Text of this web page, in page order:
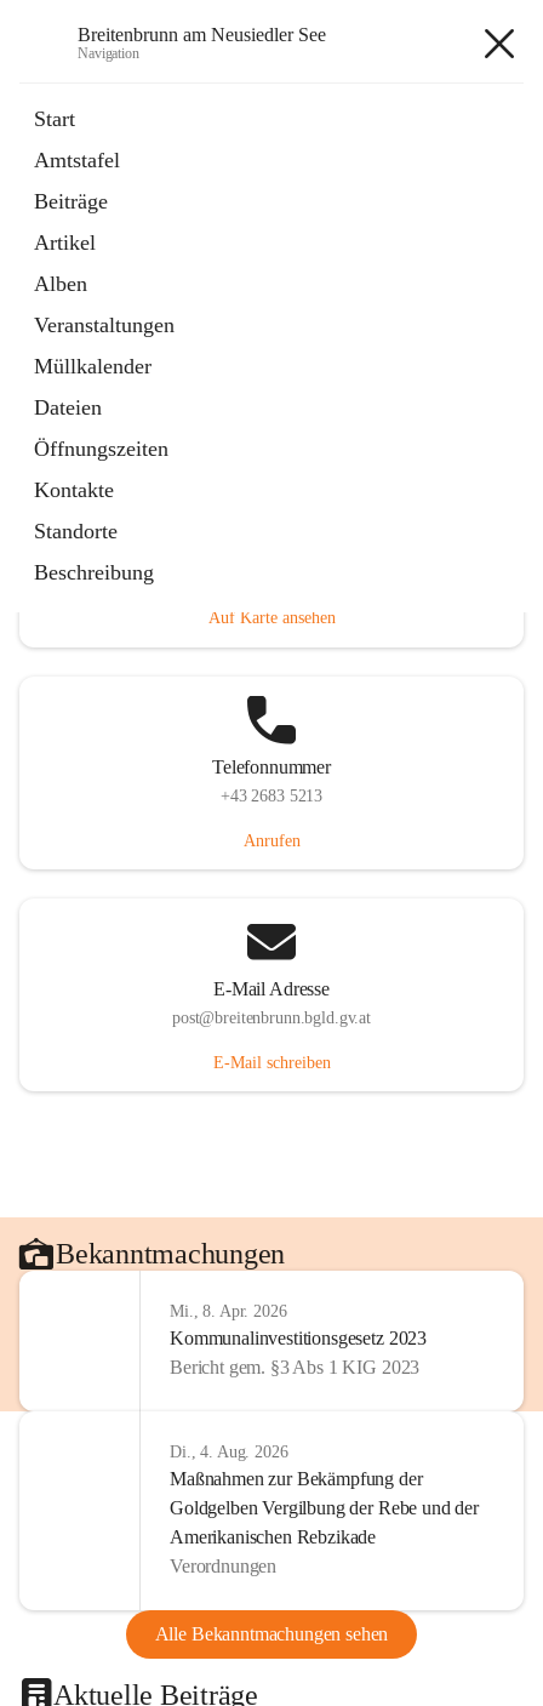
Breitenbrunn am Neusiedler See
Navigation
Start
Amtstafel
Beiträge
Artikel
Alben
Veranstaltungen
Müllkalender
Dateien
Öffnungszeiten
Kontakte
Standorte
Beschreibung
18 Schnellzugriffe
Gemeindeservice
Auf Karte ansehen
Telefonnummer
+43 2683 5213
Anrufen
E-Mail Adresse
post@breitenbrunn.bgld.gv.at
E-Mail schreiben
Bekanntmachungen
Mi., 8. Apr. 2026
Kommunalinvestitionsgesetz 2023
Bericht gem. §3 Abs 1 KIG 2023
Di., 4. Aug. 2026
Maßnahmen zur Bekämpfung der
Goldgelben Vergilbung der Rebe und der
Amerikanischen Rebzikade
Verordnungen
Alle Bekanntmachungen sehen
Aktuelle Beiträge